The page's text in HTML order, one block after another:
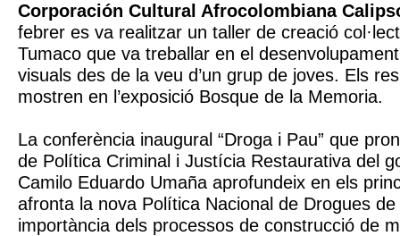
Corporación Cultural Afrocolombiana
febrer es va realitzar un taller de creació
Tumaco que va treballar en el
visuals des de la veu d’un grup de joves. Els
mostren en l’exposició Bosque de la Memoria.
La conferència inaugural “Droga i Pau” que
de Política Criminal i Justícia Restaurativa del
Camilo Eduardo Umaña aprofundeix en els
afronta la nova Política Nacional de Drogues
importància dels processos de construcció de